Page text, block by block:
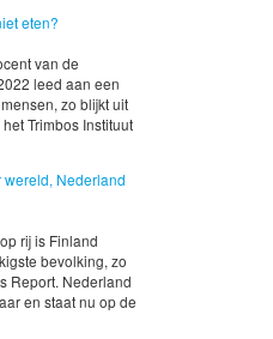
eten?
van de
leed aan een
zo blijkt uit
Trimbos Instituut
Nederland
rij is Finland
bevolking, zo
Report. Nederland
en staat nu op de